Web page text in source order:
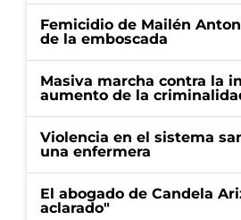
Femicidio de Mailén
de la emboscada
Masiva marcha contra la
aumento de la
Violencia en el sistema
una enfermera
El abogado de Candela
aclarado"